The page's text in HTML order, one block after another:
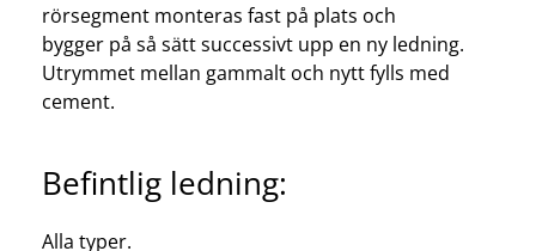
rörsegment monteras fast på plats och
bygger på så sätt successivt upp en ny ledning.
Utrymmet mellan gammalt och nytt fylls med
cement.
Befintlig ledning:
Alla typer.